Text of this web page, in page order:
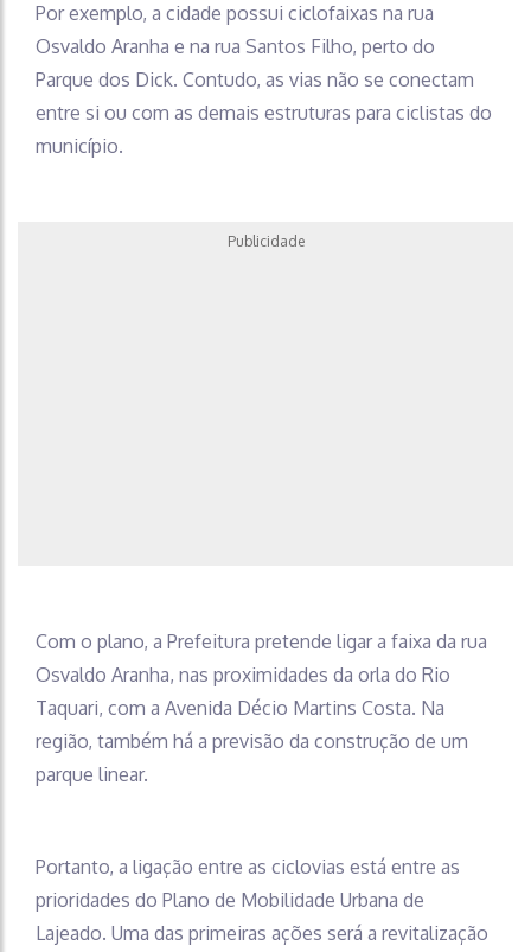
Por exemplo, a cidade possui ciclofaixas na rua
Osvaldo Aranha e na rua Santos Filho, perto do
Parque dos Dick. Contudo, as vias não se conectam
entre si ou com as demais estruturas para ciclistas do
município.
Publicidade
Com o plano, a Prefeitura pretende ligar a faixa da rua
Osvaldo Aranha, nas proximidades da orla do Rio
Taquari, com a Avenida Décio Martins Costa. Na
região, também há a previsão da construção de um
parque linear.
Portanto, a ligação entre as ciclovias está entre as
prioridades do Plano de Mobilidade Urbana de
Lajeado. Uma das primeiras ações será a revitalização